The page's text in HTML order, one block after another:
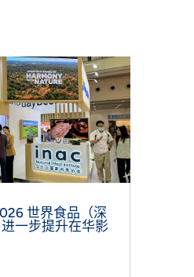
世界食品（深
一步提升在华影